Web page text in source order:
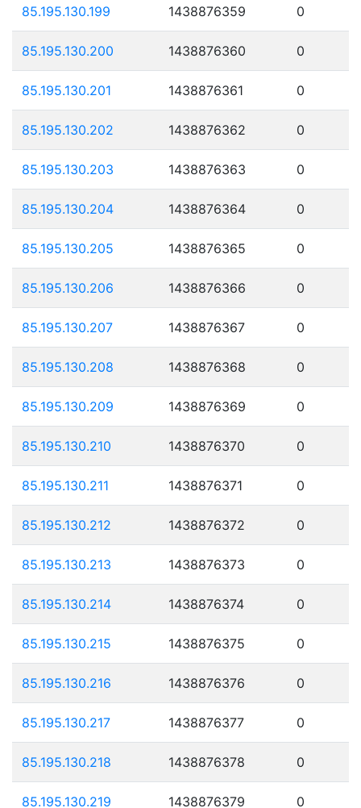
85.195.130.199 1438876359 0
85.195.130.200 1438876360 0
85.195.130.201 1438876361 0
85.195.130.202 1438876362 0
85.195.130.203 1438876363 0
85.195.130.204 1438876364 0
85.195.130.205 1438876365 0
85.195.130.206 1438876366 0
85.195.130.207 1438876367 0
85.195.130.208 1438876368 0
85.195.130.209 1438876369 0
85.195.130.210 1438876370 0
85.195.130.211 1438876371 0
85.195.130.212 1438876372 0
85.195.130.213 1438876373 0
85.195.130.214 1438876374 0
85.195.130.215 1438876375 0
85.195.130.216 1438876376 0
85.195.130.217 1438876377 0
85.195.130.218 1438876378 0
85.195.130.219 1438876379 0